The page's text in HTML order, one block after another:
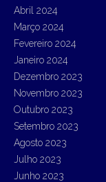
Abril 2024
Março 2024
Fevereiro 2024
Janeiro 2024
Dezembro 2023
Novembro 2023
Outubro 2023
Setembro 2023
Agosto 2023
Julho 2023
Junho 2023